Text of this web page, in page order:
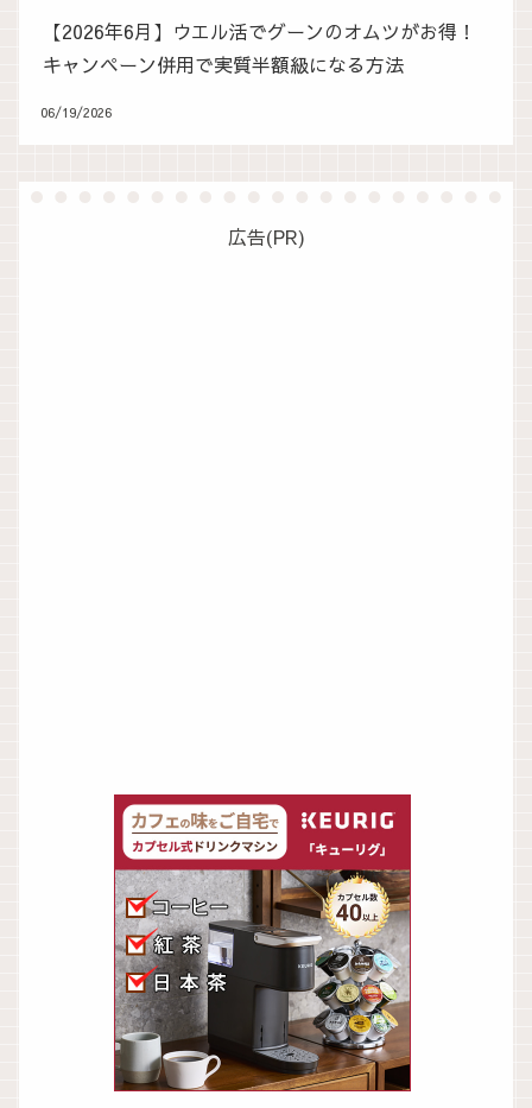
【2026年6月】ウエル活でグーンのオムツがお得！
キャンペーン併用で実質半額級になる方法
06/19/2026
広告(PR)